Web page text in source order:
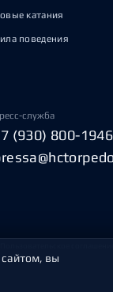
катания
поведения
служба
(930) 800-1946
сайтом, вы